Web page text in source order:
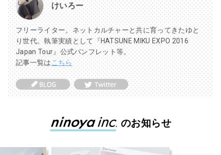
けいろー
フリーライター。ネットカルチャーと共に育ってきたゆと
り世代。執筆実績として『HATSUNE MIKU EXPO 2016
Japan Tour』公式パンフレット等。
記事一覧はこちら
のお知らせ